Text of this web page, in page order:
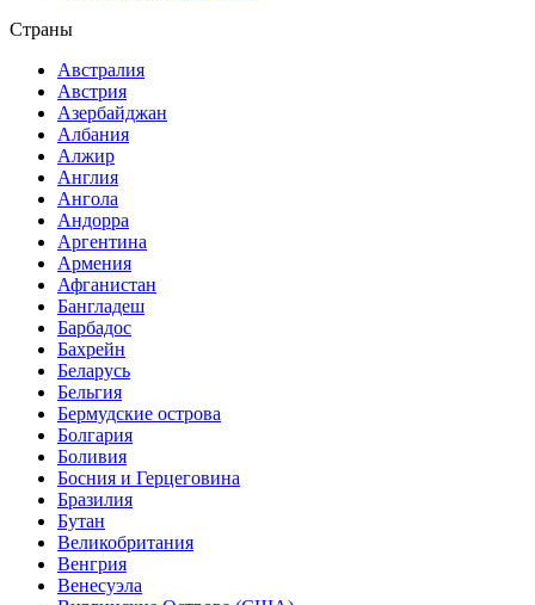
Страны
Австралия
Австрия
Азербайджан
Албания
Алжир
Англия
Ангола
Андорра
Аргентина
Армения
Афганистан
Бангладеш
Барбадос
Бахрейн
Беларусь
Бельгия
Бермудские острова
Болгария
Боливия
Босния и Герцеговина
Бразилия
Бутан
Великобритания
Венгрия
Венесуэла